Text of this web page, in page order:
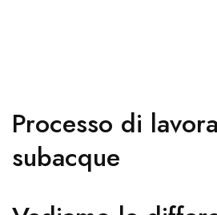
Processo di
subacque